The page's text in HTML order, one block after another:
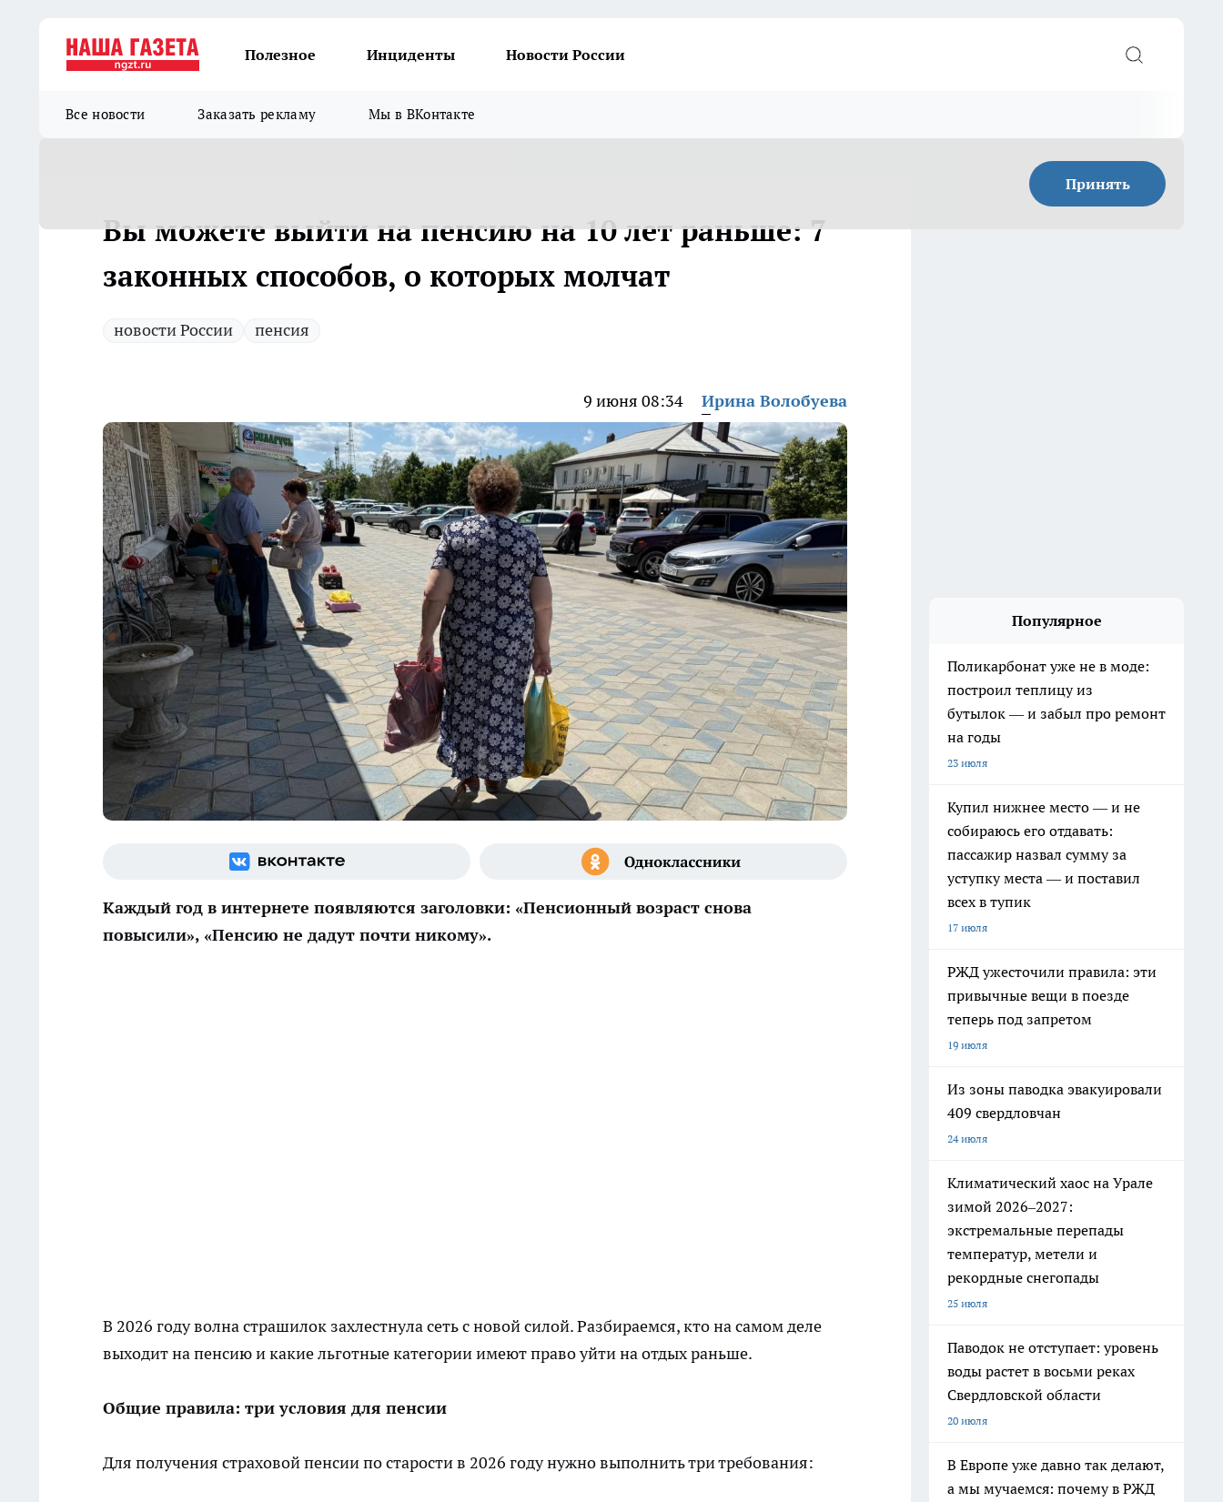
Полезное Инциденты Новости России
Все новости Заказать рекламу Мы в ВКонтакте
Принять
Вы можете выйти на пенсию на 10 лет раньше: 7
законных способов, о которых молчат
новости России пенсия
9 июня 08:34 Ирина Волобуева
Каждый год в интернете появляются заголовки: «Пенсионный возраст снова
повысили», «Пенсию не дадут почти никому».
В 2026 году волна страшилок захлестнула сеть с новой силой. Разбираемся, кто на самом деле
выходит на пенсию и какие льготные категории имеют право уйти на отдых раньше.
Общие правила: три условия для пенсии
Для получения страховой пенсии по старости в 2026 году нужно выполнить три требования:
Популярное
Поликарбонат уже не в моде:
построил теплицу из
бутылок — и забыл про ремонт
на годы
23 июля
Купил нижнее место — и не
собираюсь его отдавать:
пассажир назвал сумму за
уступку места — и поставил
всех в тупик
17 июля
РЖД ужесточили правила: эти
привычные вещи в поезде
теперь под запретом
19 июля
Из зоны паводка эвакуировали
409 свердловчан
24 июля
Климатический хаос на Урале
зимой 2026–2027:
экстремальные перепады
температур, метели и
рекордные снегопады
25 июля
Паводок не отступает: уровень
воды растет в восьми реках
Свердловской области
20 июля
В Европе уже давно так делают,
а мы мучаемся: почему в РЖД